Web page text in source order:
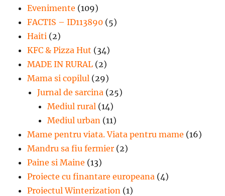
Evenimente (109)
FACTIS – ID113890 (5)
Haiti (2)
KFC & Pizza Hut (34)
MADE IN RURAL (2)
Mama si copilul (29)
Jurnal de sarcina (25)
Mediul rural (14)
Mediul urban (11)
Mame pentru viata. Viata pentru mame (16)
Mandru sa fiu fermier (2)
Paine si Maine (13)
Proiecte cu finantare europeana (4)
Proiectul Winterization (1)